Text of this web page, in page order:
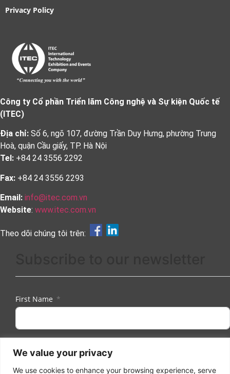
We value your privacy
We use cookies to enhance your browsing experience, serve
Privacy Policy
Công ty Cổ phần Triển lãm Công nghệ và Sự kiện Quốc tế
(ITEC)
Địa chỉ: Số 6, ngõ 107, đường Trần Duy Hưng, phường Trung
Hoà, quận Cầu giấy, TP. Hà Nội
Tel: +84 24 3556 2292
Fax: +84 24 3556 2293
Email: info@itec.com.vn
Website: www.itec.com.vn
Theo dõi chúng tôi trên:
First Name